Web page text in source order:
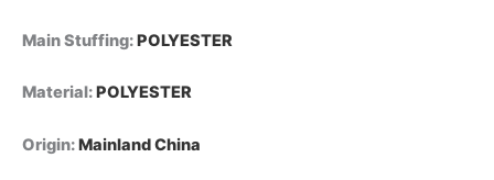
Main Stuffing:POLYESTER
Material:POLYESTER
Origin:Mainland China